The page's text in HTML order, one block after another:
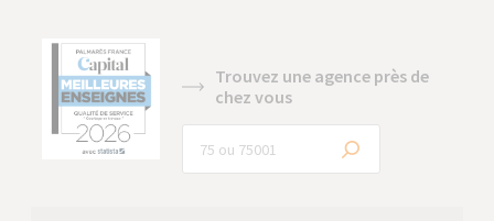
Trouvez une agence près de
chez vous